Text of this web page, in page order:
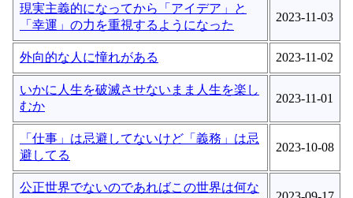
現実主義的になってから「アイデア」と
「幸運」の力を重視するようになった
2023-11-03
外向的な人に憧れがある 2023-11-02
いかに人生を破滅させないまま人生を楽し
むか
2023-11-01
「仕事」は忌避してないけど「義務」は忌
避してる
2023-10-08
公正世界でないのであればこの世界は何な